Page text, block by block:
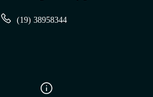
(19) 38958344